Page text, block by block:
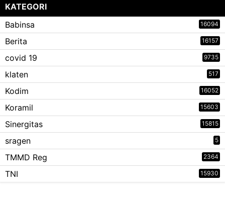
KATEGORI
Babinsa
16094
Berita 16157
covid 19 9735
klaten 517
Kodim 16052
Koramil 15603
Sinergitas 15815
sragen 5
TMMD Reg 2364
TNI 15930